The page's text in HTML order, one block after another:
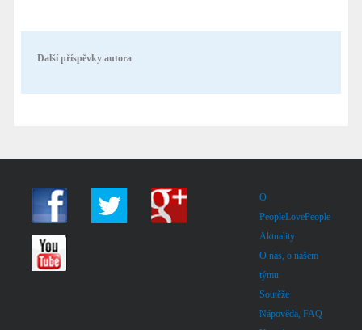
Další příspěvky autora
O
PeopleLovePeople
Aktuality
O nás, o našem
týmu
Soutěže
Nápověda, FAQ